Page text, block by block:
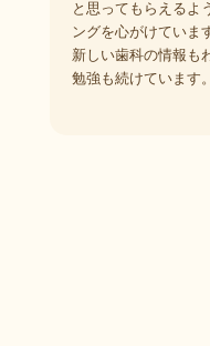
と思ってもらえるよ
ングを心がけていま
新しい歯科の情報も
勉強も続けています。